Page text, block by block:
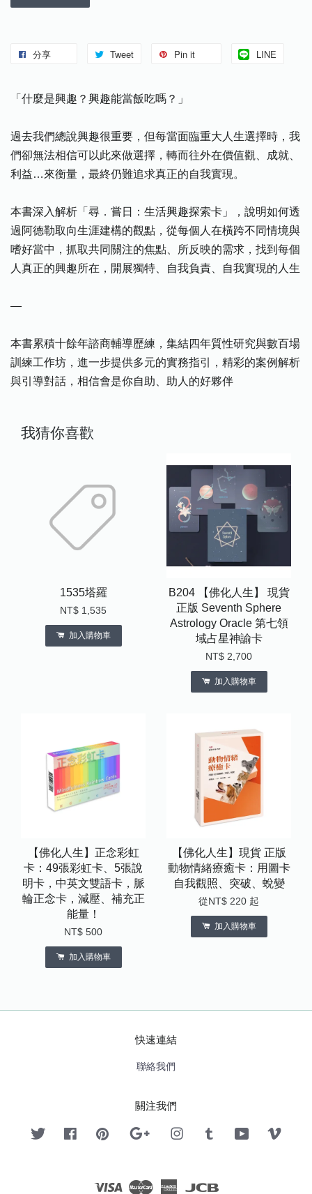
分享 Tweet Pin it LINE
「什麼是興趣？興趣能當飯吃嗎？」
過去我們總說興趣很重要，但每當面臨重大人生選擇時，我
們卻無法相信可以此來做選擇，轉而往外在價值觀、成就、
利益…來衡量，最終仍難追求真正的自我實現。
本書深入解析「尋．嘗日：生活興趣探索卡」，說明如何透
過阿德勒取向生涯建構的觀點，從每個人在橫跨不同情境與
嗜好當中，抓取共同關注的焦點、所反映的需求，找到每個
人真正的興趣所在，開展獨特、自我負責、自我實現的人生
—
本書累積十餘年諮商輔導歷練，集結四年質性研究與數百場
訓練工作坊，進一步提供多元的實務指引，精彩的案例解析
與引導對話，相信會是你自助、助人的好夥伴
我猜你喜歡
1535塔羅
NT$ 1,535
加入購物車
B204 【佛化人生】 現貨
正版 Seventh Sphere
Astrology Oracle 第七領
域占星神諭卡
NT$ 2,700
加入購物車
【佛化人生】正念彩虹
卡：49張彩虹卡、5張說
明卡，中英文雙語卡，脈
輪正念卡，減壓、補充正
能量！
NT$ 500
加入購物車
【佛化人生】現貨 正版
動物情緒療癒卡：用圖卡
自我觀照、突破、蛻變
從NT$ 220 起
加入購物車
快速連結
聯絡我們
關注我們
Twitter FacebookPinterest Google InstagramTumblr YouTube
Visa Master American